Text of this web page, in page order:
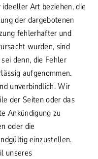
Art beziehen, die
der dargebotenen
fehlerhafter und
wurden, sind
denn, die Fehler
aufgenommen.
unverbindlich. Wir
der Seiten oder das
Ankündigung zu
oder die
einzustellen.
unseres